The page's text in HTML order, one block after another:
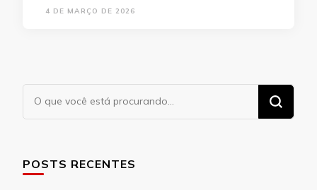
4 DE MARÇO DE 2026
Procurando
algo?
POSTS RECENTES